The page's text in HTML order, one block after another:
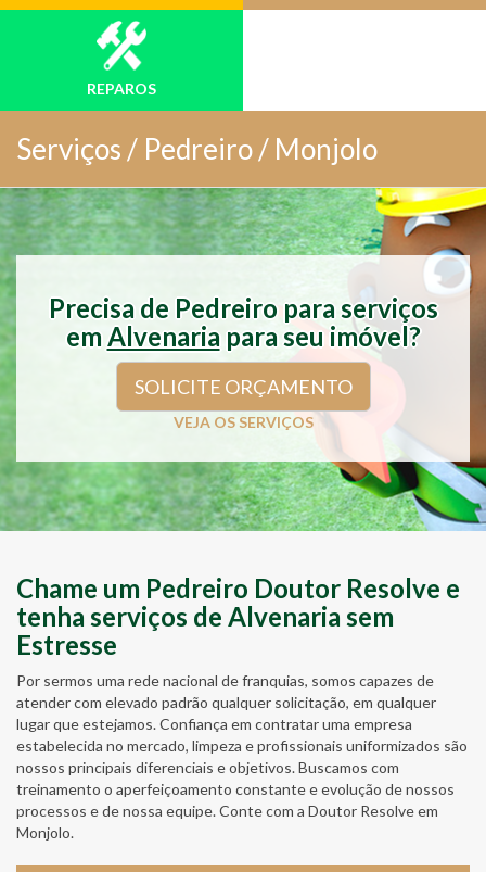
REPAROS
Serviços / Pedreiro / Monjolo
Precisa de Pedreiro para serviços
em Alvenaria para seu imóvel?
SOLICITE ORÇAMENTO
VEJA OS SERVIÇOS
Chame um Pedreiro Doutor Resolve e
tenha serviços de Alvenaria sem
Estresse
Por sermos uma rede nacional de franquias, somos capazes de
atender com elevado padrão qualquer solicitação, em qualquer
lugar que estejamos. Confiança em contratar uma empresa
estabelecida no mercado, limpeza e profissionais uniformizados são
nossos principais diferenciais e objetivos. Buscamos com
treinamento o aperfeiçoamento constante e evolução de nossos
processos e de nossa equipe. Conte com a Doutor Resolve em
Monjolo.